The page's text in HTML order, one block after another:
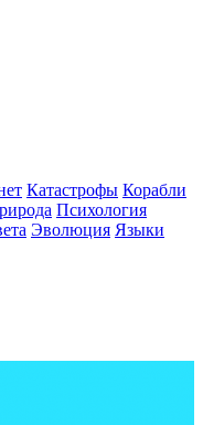
Катастрофы Корабли
Психология
Эволюция Языки